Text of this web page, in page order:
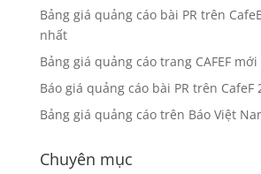
Bảng giá quảng cáo trên Afamily
Bảng giá quảng cáo bài PR trên
nhất
Bảng giá quảng cáo trang CAFEF mới
Báo giá quảng cáo bài PR trên CafeF